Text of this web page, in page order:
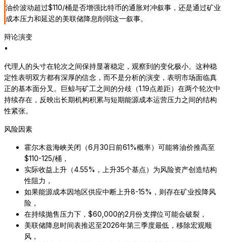
油价波动超过$110/桶是否增强比特币的通胀对冲叙事，还是通过矿业
成本压力和延迟的美联储降息削弱这一叙事。
辩论演变
•
代理人的头寸在轮次之间保持显著稳定，观察到的变化极小。这种稳
定性表明双方都有深厚的信念，而不是分析的演变，表明市场面临真
正的基本面分叉。巨鲸与矿工之间的分歧（1.19点差距）在两个轮次中
持续存在，反映出长期机构积累与短期能源成本运营压力之间的结构
性紧张。
风险因素
霍尔木兹海峡关闭（6月30日前61%概率）可能将油价推高至
$110-125/桶，
实际收益上升（4.55%，上升35个基点）为风险资产创造结构
性阻力，
如果能源成本因地区供应中断上升8-15%，则存在矿业投降风
险，
在持续抛售压力下，$60,000的2月份支撑位可能会破裂，
美联储降息时间表推迟至2026年第三季度最低，移除宏观顺
风，